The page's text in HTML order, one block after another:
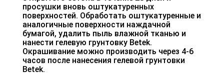
просушки вновь оштукатуренных
поверхностей. Обработать оштукатуренные и
аналогичные поверхности наждачной
бумагой, удалить пыль влажной тканью и
нанести гелевую грунтовку Betek.
Окрашивание можно производить через 4-6
часов после нанесения гелевой грунтовки
Betek.